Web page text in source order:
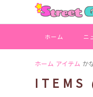
ホーム ニ
ホーム アイテム か
ITEMS